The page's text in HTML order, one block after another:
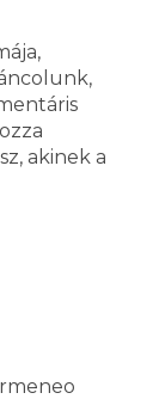
akinek a